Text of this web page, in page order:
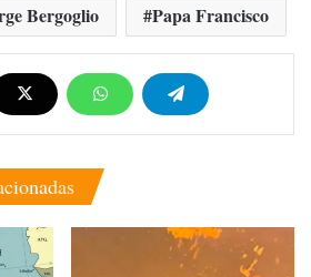
Bergoglio Papa Francisco